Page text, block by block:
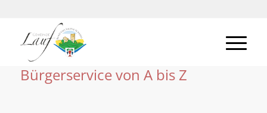
Bürgerservice von A bis Z